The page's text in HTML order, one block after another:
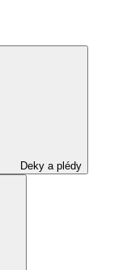
Deky a plédy